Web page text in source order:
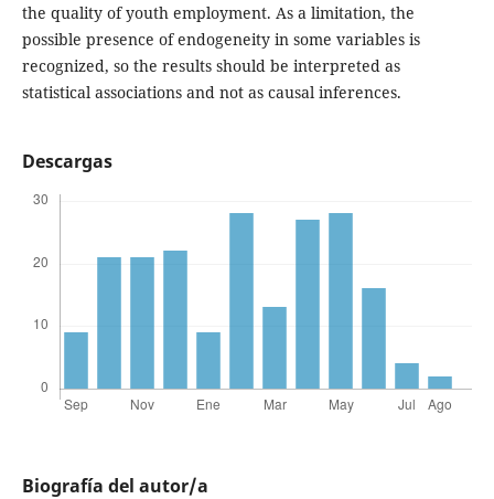
the quality of youth employment. As a limitation, the
possible presence of endogeneity in some variables is
recognized, so the results should be interpreted as
statistical associations and not as causal inferences.
Descargas
Biografía del autor/a